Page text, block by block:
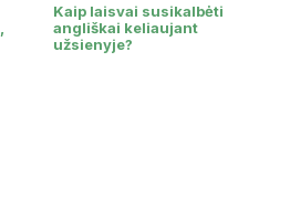
Kaip laisvai susikalbėti
angliškai keliaujant
užsienyje?